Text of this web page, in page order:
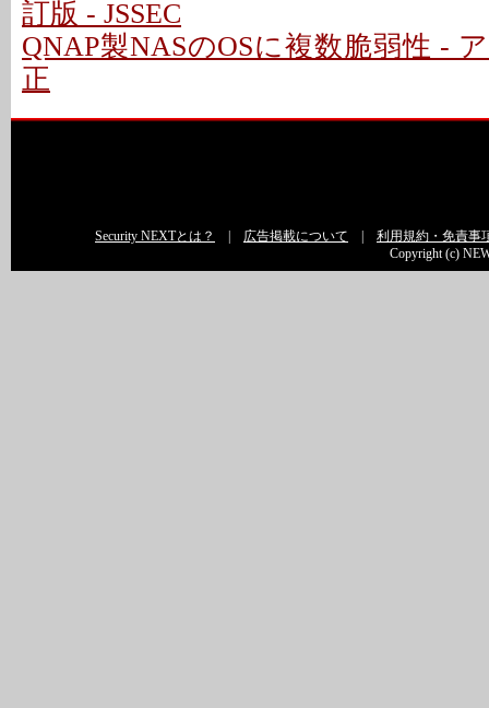
訂版 - JSSEC
QNAP製NASのOSに複数脆弱性 -
正
Security NEXTとは？ 広告掲載について
利用規約・免責事
Copyright (c)